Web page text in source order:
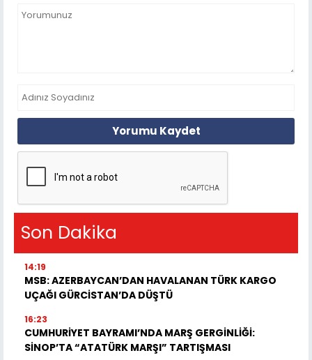
Yorumu Kaydet
Son Dakika
14:19
MSB: AZERBAYCAN’DAN HAVALANAN TÜRK KARGO
UÇAĞI GÜRCİSTAN’DA DÜŞTÜ
16:23
CUMHURİYET BAYRAMI’NDA MARŞ GERGİNLİĞİ:
SİNOP’TA “ATATÜRK MARŞI” TARTIŞMASI